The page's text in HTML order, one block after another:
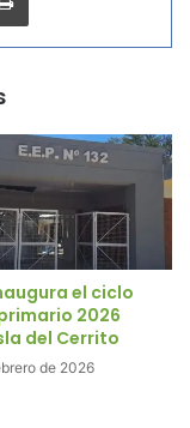
el ciclo
2026
del Cerrito
de 2026